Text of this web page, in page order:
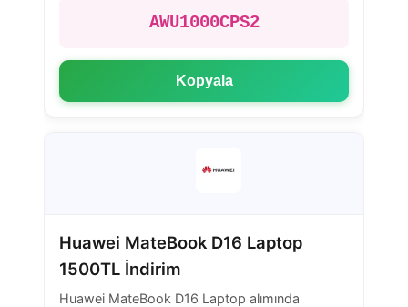
AWU1000CPS2
Kopyala
Huawei MateBook D16 Laptop
1500TL İndirim
Huawei MateBook D16 Laptop alımında